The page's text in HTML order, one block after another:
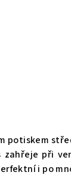
potiskem
při
i po